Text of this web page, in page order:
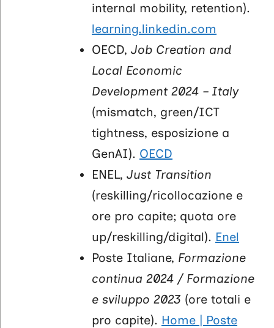
internal mobility, retention).
learning.linkedin.com
OECD, Job Creation and
Local Economic
Development 2024 – Italy
(mismatch, green/ICT
tightness, esposizione a
GenAI). OECD
ENEL, Just Transition
(reskilling/ricollocazione e
ore pro capite; quota ore
up/reskilling/digital). Enel
Poste Italiane, Formazione
continua 2024 / Formazione
e sviluppo 2023 (ore totali e
pro capite). Home | Poste